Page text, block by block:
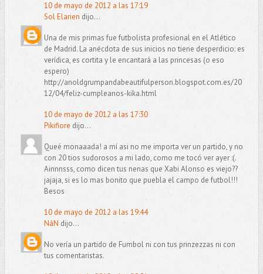
10 de mayo de 2012 a las 17:19
Sol Elarien dijo...
Una de mis primas fue futbolista profesional en el Atlético
de Madrid. La anécdota de sus inicios no tiene desperdicio: es
verídica, es cortita y le encantará a las princesas (o eso
espero)
http://anoldgrumpandabeautifulperson.blogspot.com.es/20
12/04/feliz-cumpleanos-kika.html
10 de mayo de 2012 a las 17:30
Pikifiore dijo...
Queé monaaada! a mí asi no me importa ver un partido, y no
con 20 tios sudorosos a mi lado, como me tocó ver ayer :(.
Ainnnsss, como dicen tus nenas que Xabi Alonso es viejo??
jajaja, si es lo mas bonito que puebla el campo de futbol!!!
Besos
10 de mayo de 2012 a las 19:44
NáN dijo...
No vería un partido de Fumbol ni con tus prinzezzas ni con
tus comentaristas.